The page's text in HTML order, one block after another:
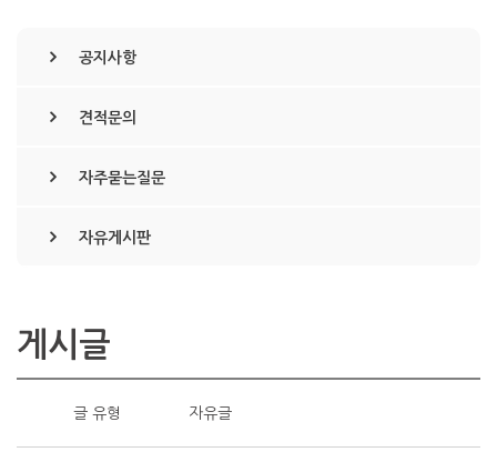
공지사항
견적문의
자주묻는질문
자유게시판
게시글
글 유형 자유글